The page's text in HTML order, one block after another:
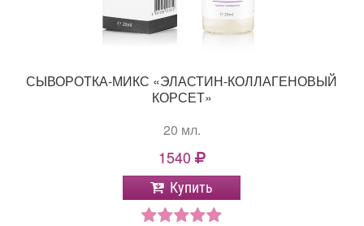
СЫВОРОТКА-МИКС «ЭЛАСТИН-КОЛЛАГЕНОВЫЙ
КОРСЕТ»
20 мл.
1540
Купить